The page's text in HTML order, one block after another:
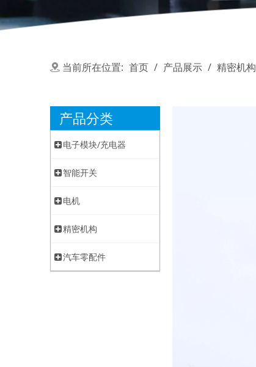
当前所在位置: 首页 / 产品展示 / 精密机构
产品分类
电子模块/充电器
智能开关
电机
精密机构
汽车零配件